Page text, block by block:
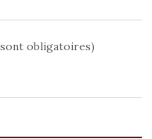
obligatoires)